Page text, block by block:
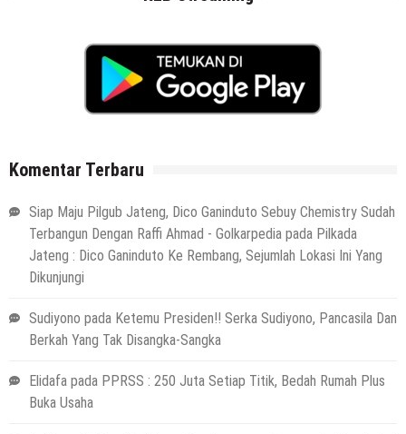
Komentar Terbaru
Siap Maju Pilgub Jateng, Dico Ganinduto Sebuy Chemistry Sudah
Terbangun Dengan Raffi Ahmad - Golkarpedia pada Pilkada
Jateng : Dico Ganinduto Ke Rembang, Sejumlah Lokasi Ini Yang
Dikunjungi
Sudiyono pada Ketemu Presiden!! Serka Sudiyono, Pancasila Dan
Berkah Yang Tak Disangka-Sangka
Elidafa pada PPRSS : 250 Juta Setiap Titik, Bedah Rumah Plus
Buka Usaha